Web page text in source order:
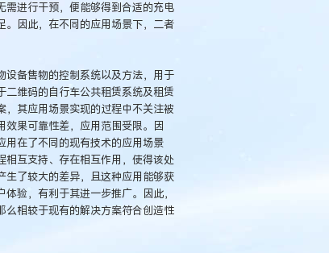
需进行干预，便能够得到合适的充电
。因此，在不同的应用场景下，二者
设备售物的控制系统以及方法，用于
维码的自行车公共租赁系统及租赁
其应用场景实现的过程中不关注被
效果可靠性差，应用范围受限。因
用在了不同的现有技术的应用场景
相互支持、存在相互作用，使得该处
生了较大的差异，且这种应用能够获
验，有利于其进一步推广。因此，
么相较于现有的解决方案符合创造性